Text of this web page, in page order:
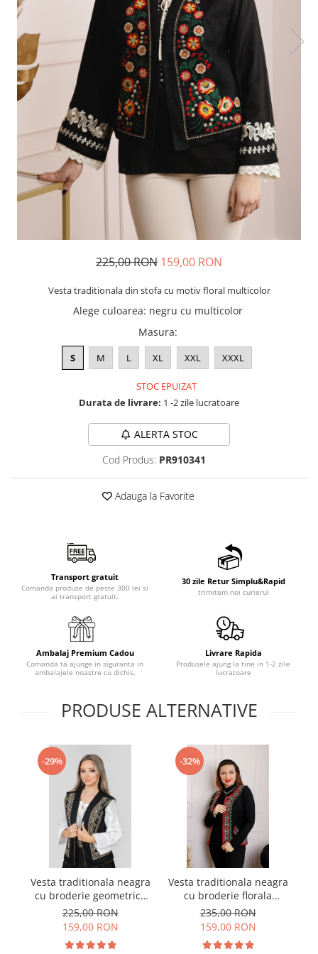
225,00 RON 159,00 RON
Vesta traditionala din stofa cu motiv floral multicolor
Alege culoarea: negru cu multicolor
Masura:
S M L XL XXL XXXL
STOC EPUIZAT
Durata de livrare: 1 -2 zile lucratoare
ALERTA STOC
Cod Produs: PR910341
Adauga la Favorite
Transport gratuit
Comanda produse de peste 300 lei si
ai transport gratuit.
30 zile Retur Simplu&Rapid
trimitem noi curierul
Ambalaj Premium Cadou
Comanda ta ajunge in siguranta in
ambalajele noastre cu dichis.
Livrare Rapida
Produsele ajung la tine in 1-2 zile
lucratoare
PRODUSE ALTERNATIVE
-29%
Vesta traditionala neagra
cu broderie geometrica
crem Flavia
225,00 RON
159,00 RON
-32%
Vesta traditionala neagra
cu broderie florala
multicolora Emanuela 02
235,00 RON
159,00 RON